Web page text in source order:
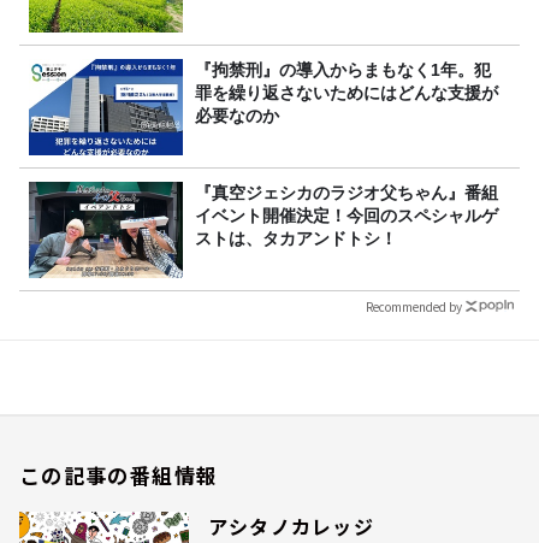
『拘禁刑』の導入からまもなく1年。犯
罪を繰り返さないためにはどんな支援が
必要なのか
『真空ジェシカのラジオ父ちゃん』番組
イベント開催決定！今回のスペシャルゲ
ストは、タカアンドトシ！
Recommended by
この記事の番組情報
アシタノカレッジ